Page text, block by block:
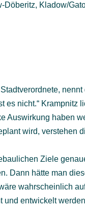
Kladow/
es nicht.“ Krampnitz
Auswirkung haben
wird, verstehen
Ziele
Dann hätte man
wahrscheinlich
entwickelt